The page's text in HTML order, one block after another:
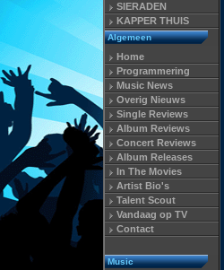
SIERADEN
KAPPER THUIS
Algemeen
Home
Programmering
Music News
Overig Nieuws
Single Reviews
Album Reviews
Concert Reviews
Album Releases
In The Movies
Artist Bio's
Talent Scout
Vandaag op TV
Contact
Music